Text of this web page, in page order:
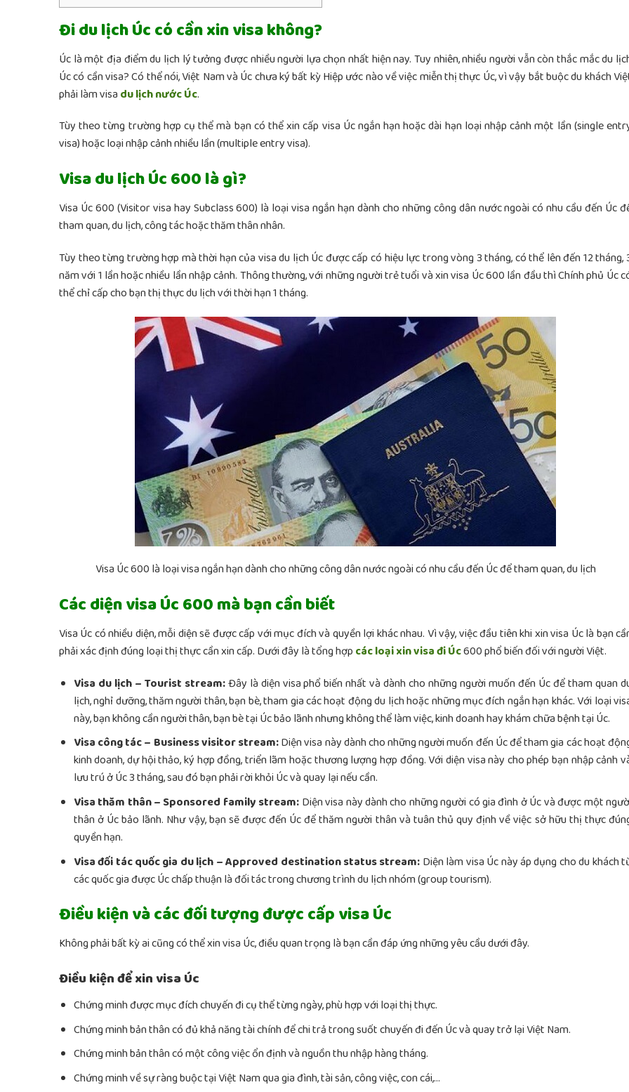
Đi du lịch Úc có cần xin visa không?
Úc là một địa điểm du lịch lý tưởng được nhiều người lựa chọn nhất hiện nay. Tuy nhiên, nhiều người vẫn còn thắc mắc du
Úc có cần visa? Có thể nói, Việt Nam và Úc chưa ký bất kỳHiệp ước nào về việc miễnthị thực Úc, vì vậy bắt buộc du khách
phải làm visa du lịch nước Úc.
Tùy theo từng trường hợp cụ thể mà bạn có thể xin cấp visa Úc ngắn hạn hoặc dài hạn loại nhập cảnh một lần (single
visa) hoặc loại nhập cảnh nhiều lần (multiple entry visa).
Visa du lịch Úc 600 là gì?
Visa Úc 600 (Visitor visa hay Subclass 600) là loại visa ngắn hạn dành cho những công dân nước ngoài có nhu cầu đến Úc
tham quan, du lịch, công tác hoặc thăm thân nhân.
Tùy theo từng trường hợp mà thời hạn của visa du lịch Úc được cấp có hiệu lực trong vòng 3 tháng, có thể lên đến 12 tháng,
năm với 1 lần hoặc nhiều lần nhập cảnh. Thông thường, với những người trẻ tuổi và xin visa Úc 600 lần đầu thì Chính phủ Úc
thể chỉ cấp cho bạn thị thực du lịch với thời hạn 1 tháng.
Visa Úc 600 là loại visa ngắn hạn dành cho những công dân nước ngoài có nhu cầu đến Úc để tham quan, du lịch
Các diện visa Úc 600 mà bạn cần biết
Visa Úc có nhiều diện, mỗi diện sẽ được cấp với mục đích và quyền lợi khác nhau. Vì vậy, việc đầu tiên khi xin visa Úc là bạn
phải xác định đúng loại thị thực cần xin cấp. Dưới đây là tổng hợp các loạixin visa đi Úc600 phổ biến đối với người Việt.
Visa du lịch – Tourist stream:Đây là diện visa phổ biến nhất và dành cho những người muốn đến Úc để tham quan
lịch, nghỉ dưỡng, thăm người thân, bạn bè, tham gia các hoạt động du lịch hoặc những mục đích ngắn hạn khác. Với loại
này, bạn không cần người thân, bạn bè tại Úc bảo lãnh nhưng không thể làm việc, kinh doanh hay khám chữa bệnh tại Úc.
Visa công tác – Business visitor stream:Diện visa này dành cho những người muốn đến Úc để tham gia các hoạt
kinh doanh, dự hội thảo, ký hợp đồng, triển lãm hoặc thương lượng hợp đồng. Với diện visa này cho phép bạn nhập cảnh
lưu trú ở Úc 3 tháng, sau đó bạn phải rời khỏi Úc và quay lại nếu cần.
Visa thăm thân – Sponsored family stream: Diện visa này dành cho những người có gia đình ở Úc và được một
thân ở Úc bảo lãnh. Như vậy, bạn sẽ được đến Úc để thăm người thân và tuân thủ quy định về việc sở hữu thị thực
quyền hạn.
Visa đối tác quốc gia du lịch – Approved destination status stream: Diệnlàm visa Úc này áp dụng cho du khách
các quốc gia được Úc chấp thuận là đối tác trong chương trình du lịch nhóm (group tourism).
Điều kiện và các đối tượng được cấp visa Úc
Không phải bất kỳ ai cũng có thể xin visa Úc, điều quan trọng là bạn cần đáp ứng những yêu cầu dưới đây.
Điều kiện để xin visa Úc
Chứng minh được mục đích chuyến đi cụ thể từng ngày, phù hợp với loại thị thực.
Chứng minh bản thân có đủ khả năng tài chính để chi trả trong suốt chuyến đi đến Úc và quay trở lại Việt Nam.
Chứng minh bản thân có một công việc ổn định và nguồn thu nhập hàng tháng.
Chứng minh về sự ràng buộc tại Việt Nam qua gia đình, tài sản, công việc, con cái,…